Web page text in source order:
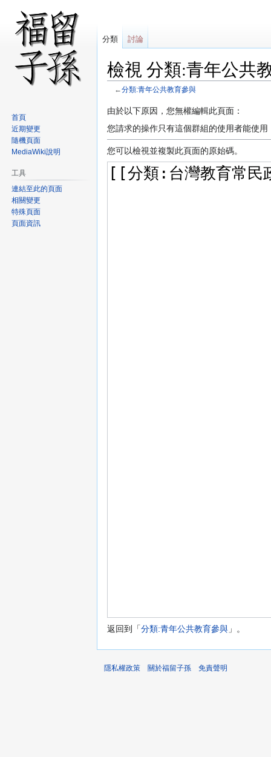
檢視 分類:青年公共
←分類:青年公共教育參與
跳
至
覽
跳
至
尋
由於以下原因，您無權編輯此頁面：
您請求的操作只有這個群組的使用者能使用
您可以檢視並複製此頁面的原始碼。
返回到「分類:青年公共教育參與 」。
分類 討論
首頁
近期變更
隨機頁面
MediaWiki說明
工具
連結至此的頁面
相關變更
特殊頁面
頁面資訊
隱私權政策 關於福留子孫 免責聲明